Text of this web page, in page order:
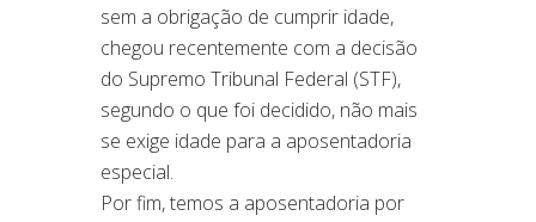
sem a obrigação de cumprir idade,
chegou recentemente com a decisão
do Supremo Tribunal Federal (STF),
segundo o que foi decidido, não mais
se exige idade para a aposentadoria
especial.
Por fim, temos a aposentadoria por